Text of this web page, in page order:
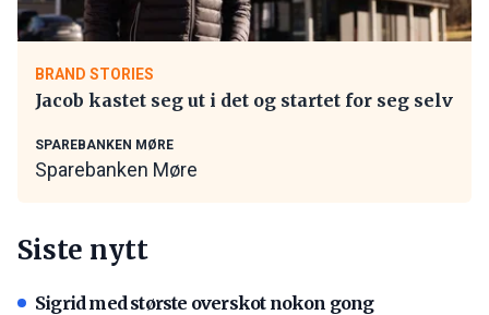
BRAND STORIES
Jacob kastet seg ut i det og startet for seg selv
SPAREBANKEN MØRE
Sparebanken Møre
Siste nytt
Sigrid med største overskot nokon gong